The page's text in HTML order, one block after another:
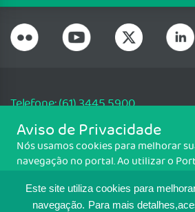
Este site utiliza cookies para
navegação. Para mais
Telefone: (61) 3445 5900
Email: cfm@portalmedico.org.br
SGAS 616, Conjunto D, Lote 115, L2 Sul,
CNPJ: 33.583.550/0001-30
Aviso de Privacidade
Nós usamos cookies para melhorar
navegação no portal. Ao utilizar o
Para ter mais informações sobre
Política de cookies. Se você